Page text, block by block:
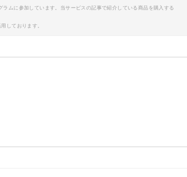
ムに参加しています。当サービスの記事で紹介している商品を購入する
しております。